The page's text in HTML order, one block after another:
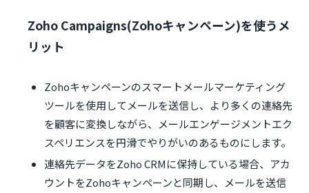
Zoho Campaigns(Zohoキャンペーン)を使うメ
リット
Zohoキャンペーンのスマートメールマーケティング
ツールを使用してメールを送信し、より多くの連絡先
を顧客に変換しながら、メールエンゲージメントエク
スペリエンスを円滑でやりがいのあるものにします。
連絡先データをZoho CRMに保持している場合、アカ
ウントをZohoキャンペーンと同期し、メールを送信